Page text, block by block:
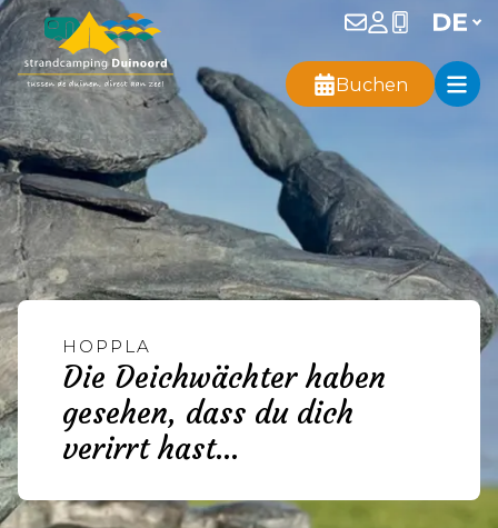
Buchen
HOPPLA
Die Deichwächter haben
gesehen, dass du dich
verirrt hast...